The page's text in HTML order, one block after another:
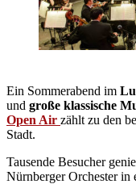
Ein Sommerabend im
und große klassische
Open Air zählt zu den
Stadt.
Tausende Besucher
Nürnberger Orchester in